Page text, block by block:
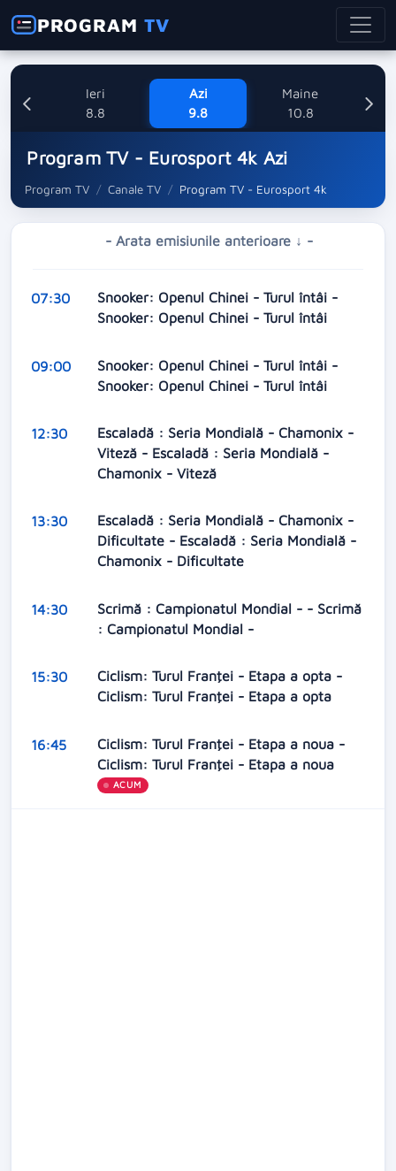
PROGRAMTV
Ieri
8.8
Azi
9.8
Maine
10.8
Program TV - Eurosport 4k Azi
Program TV Canale TV Program TV - Eurosport 4k
- Arata emisiunile anterioare ↓ -
07:30
Snooker: Openul Chinei - Turul întâi -
Snooker: Openul Chinei - Turul întâi
09:00
Snooker: Openul Chinei - Turul întâi -
Snooker: Openul Chinei - Turul întâi
12:30
Escaladă : Seria Mondială - Chamonix -
Viteză - Escaladă : Seria Mondială -
Chamonix - Viteză
13:30
Escaladă : Seria Mondială - Chamonix -
Dificultate - Escaladă : Seria Mondială -
Chamonix - Dificultate
14:30
Scrimă : Campionatul Mondial - - Scrimă
: Campionatul Mondial -
15:30
Ciclism: Turul Franţei - Etapa a opta -
Ciclism: Turul Franţei - Etapa a opta
16:45
Ciclism: Turul Franţei - Etapa a noua -
Ciclism: Turul Franţei - Etapa a noua
ACUM